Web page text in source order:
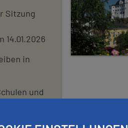
Sitzung
in
und
euch
S
I